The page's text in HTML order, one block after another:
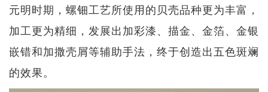
元明时期，螺钿工艺所使用的贝壳品种更为丰富，
加工更为精细，发展出加彩漆、描金、金箔、金银
嵌错和加撒壳屑等辅助手法，终于创造出五色斑斓
的效果。